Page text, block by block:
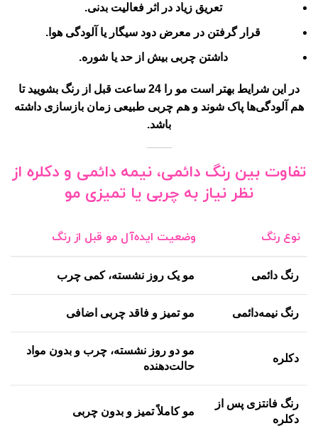
تعریق زیاد در اثر فعالیت بدنی.
قرار گرفتن در معرض دود سیگار یا آلودگی هوا.
داشتن چربی بیش از حد یا شوره.
در این شرایط بهتر است مو را 24 ساعت قبل از رنگ
بشویید تا
هم آلودگی‌ها پاک شوند و هم چربی طبیعی زمان بازسازی داشته
باشد.
تفاوت بین رنگ دائمی، نیمه دائمی و دکلره از
نظر نیاز به چربی یا تمیزی مو
نوع رنگ وضعیت ایده‌آل مو قبل از رنگ
رنگ دائمی مو یک روز نشسته، کمی چرب
رنگ نیمه‌دائمی مو تمیز و فاقد چربی اضافی
دکلره
مو دو روز نشسته، چرب و بدون مواد
حالت‌دهنده
رنگ فانتزی پس از
دکلره
مو کاملاً تمیز و بدون چربی